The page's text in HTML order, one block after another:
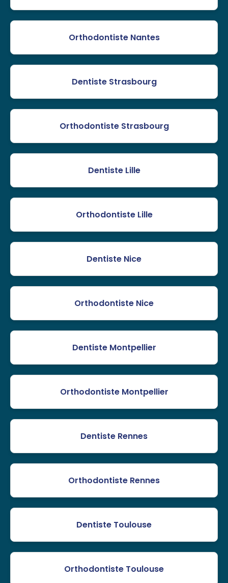
Orthodontiste Nantes
Dentiste Strasbourg
Orthodontiste Strasbourg
Dentiste Lille
Orthodontiste Lille
Dentiste Nice
Orthodontiste Nice
Dentiste Montpellier
Orthodontiste Montpellier
Dentiste Rennes
Orthodontiste Rennes
Dentiste Toulouse
Orthodontiste Toulouse